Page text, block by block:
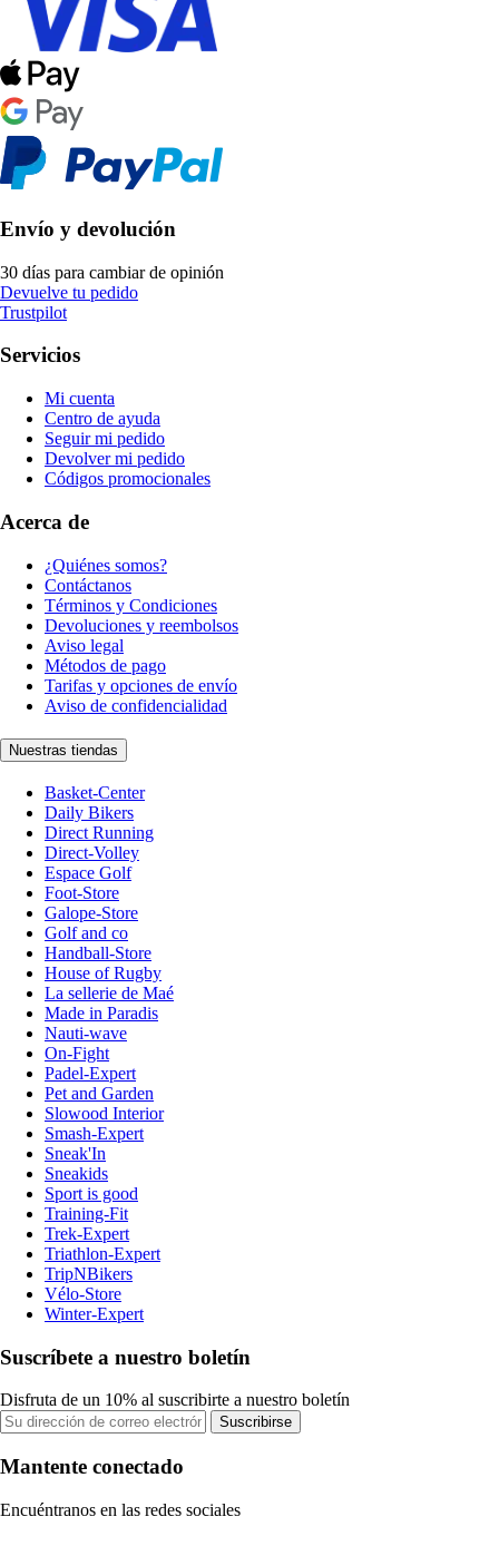
Envío y devolución
30 días para cambiar de opinión
Devuelve tu pedido
Trustpilot
Servicios
Mi cuenta
Centro de ayuda
Seguir mi pedido
Devolver mi pedido
Códigos promocionales
Acerca de
¿Quiénes somos?
Contáctanos
Términos y Condiciones
Devoluciones y reembolsos
Aviso legal
Métodos de pago
Tarifas y opciones de envío
Aviso de confidencialidad
Nuestras tiendas
Basket-Center
Daily Bikers
Direct Running
Direct-Volley
Espace Golf
Foot-Store
Galope-Store
Golf and co
Handball-Store
House of Rugby
La sellerie de Maé
Made in Paradis
Nauti-wave
On-Fight
Padel-Expert
Pet and Garden
Slowood Interior
Smash-Expert
Sneak'In
Sneakids
Sport is good
Training-Fit
Trek-Expert
Triathlon-Expert
TripNBikers
Vélo-Store
Winter-Expert
Suscríbete a nuestro boletín
Disfruta de un 10% al suscribirte a nuestro boletín
Suscribirse
Mantente conectado
Encuéntranos en las redes sociales